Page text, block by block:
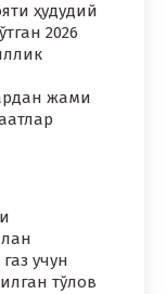
ҳудудий
2026
жами
учун
тўлов